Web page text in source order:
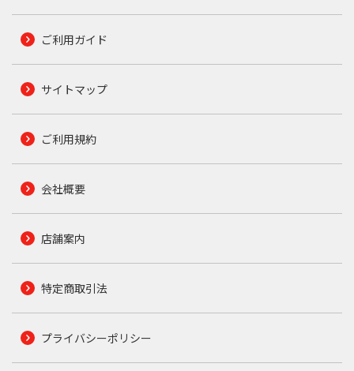
ご利用ガイド
サイトマップ
ご利用規約
会社概要
店舗案内
特定商取引法
プライバシーポリシー